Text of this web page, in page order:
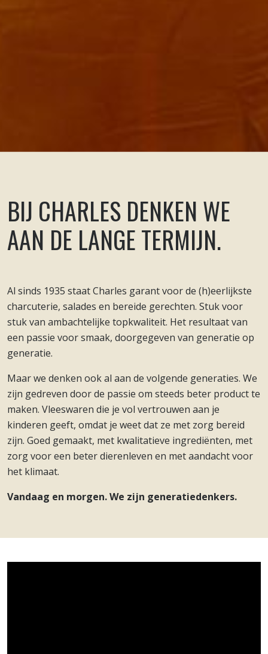
BIJ CHARLES DENKEN WE
AAN DE LANGE TERMIJN.
Al sinds 1935 staat Charles garant voor de (h)eerlijkste
charcuterie, salades en bereide gerechten. Stuk voor
stuk van ambachtelijke topkwaliteit. Het resultaat van
een passie voor smaak, doorgegeven van generatie op
generatie.
Maar we denken ook al aan de volgende generaties. We
zijn gedreven door de passie om steeds beter product te
maken. Vleeswaren die je vol vertrouwen aan je
kinderen geeft, omdat je weet dat ze met zorg bereid
zijn. Goed gemaakt, met kwalitatieve ingrediënten, met
zorg voor een beter dierenleven en met aandacht voor
het klimaat.
Vandaag en morgen. We zijn generatiedenkers.